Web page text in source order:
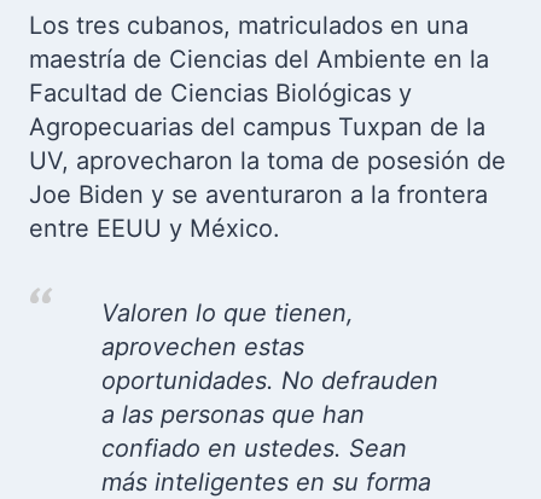
Los tres cubanos, matriculados en una
maestría de Ciencias del Ambiente en la
Facultad de Ciencias Biológicas y
Agropecuarias del campus Tuxpan de la
UV, aprovecharon la toma de posesión de
Joe Biden y se aventuraron a la frontera
entre EEUU y México.
Valoren lo que tienen,
aprovechen estas
oportunidades. No defrauden
a las personas que han
confiado en ustedes. Sean
más inteligentes en su forma